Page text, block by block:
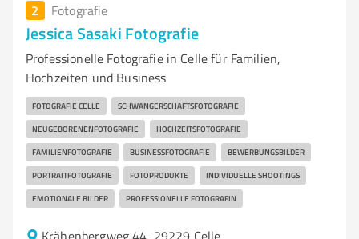
2 Fotografie
Jessica Sasaki Fotografie
Professionelle Fotografie in Celle für Familien,
Hochzeiten und Business
FOTOGRAFIE CELLE SCHWANGERSCHAFTSFOTOGRAFIE
NEUGEBORENENFOTOGRAFIE HOCHZEITSFOTOGRAFIE
FAMILIENFOTOGRAFIE BUSINESSFOTOGRAFIE BEWERBUNGSBILDER
PORTRAITFOTOGRAFIE FOTOPRODUKTE INDIVIDUELLE SHOOTINGS
EMOTIONALE BILDER PROFESSIONELLE FOTOGRAFIN